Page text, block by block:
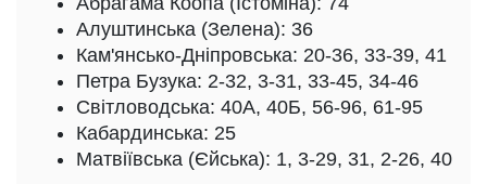
Алуштинська (Зелена): 36
Кам'янсько-Дніпровська: 20-36, 33-39, 41
Петра Бузука: 2-32, 3-31, 33-45, 34-46
Світловодська: 40А, 40Б, 56-96, 61-95
Кабардинська: 25
Матвіївська (Єйська): 1, 3-29, 31, 2-26, 40